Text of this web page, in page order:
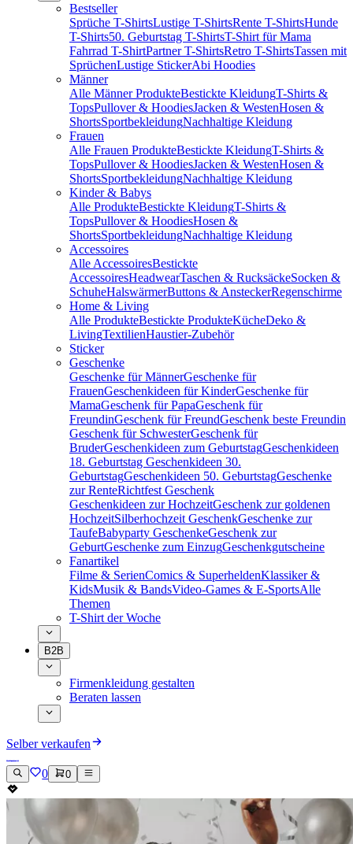
Bestseller
Sprüche T-ShirtsLustige T-ShirtsRente T-ShirtsHunde
T-Shirts50. Geburtstag T-ShirtsT-Shirt für Mama
Fahrrad T-ShirtPartner T-ShirtsRetro T-ShirtsTassen mit
SprüchenLustige StickerAbi Hoodies
Männer
Alle Männer ProdukteBestickte KleidungT-Shirts &
TopsPullover & HoodiesJacken & WestenHosen &
ShortsSportbekleidungNachhaltige Kleidung
Frauen
Alle Frauen ProdukteBestickte KleidungT-Shirts &
TopsPullover & HoodiesJacken & WestenHosen &
ShortsSportbekleidungNachhaltige Kleidung
Kinder & Babys
Alle ProdukteBestickte KleidungT-Shirts &
TopsPullover & HoodiesHosen &
ShortsSportbekleidungNachhaltige Kleidung
Accessoires
Alle AccessoiresBestickte
AccessoiresHeadwearTaschen & RucksäckeSocken &
SchuheHalswärmerButtons & AnsteckerRegenschirme
Home & Living
Alle ProdukteBestickte ProdukteKücheDeko &
LivingTextilienHaustier-Zubehör
Sticker
Geschenke
Geschenke für MännerGeschenke für
FrauenGeschenkideen für KinderGeschenke für
MamaGeschenk für PapaGeschenk für
FreundinGeschenk für FreundGeschenk beste Freundin
Geschenk für SchwesterGeschenk für
BruderGeschenkideen zum GeburtstagGeschenkideen
18. Geburtstag Geschenkideen 30.
GeburtstagGeschenkideen 50. GeburtstagGeschenke
zur RenteRichtfest Geschenk
Geschenkideen zur HochzeitGeschenk zur goldenen
HochzeitSilberhochzeit GeschenkGeschenke zur
TaufeBabyparty GeschenkeGeschenk zur
GeburtGeschenke zum EinzugGeschenkgutscheine
Fanartikel
Filme & SerienComics & SuperheldenKlassiker &
KidsMusik & BandsVideo-Games & E-SportsAlle
Themen
T-Shirt der Woche
B2B
Firmenkleidung gestalten
Beraten lassen
Selber verkaufen
0 0